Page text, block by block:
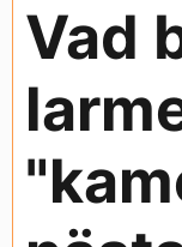
Vad